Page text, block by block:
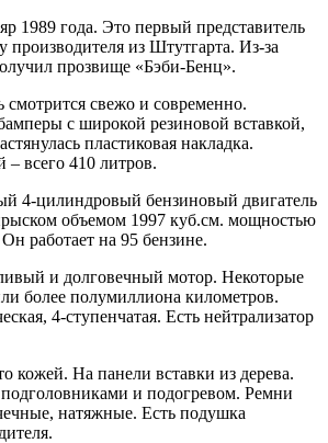
1989 года. Это первый представитель
производителя из Штутгарта. Из-за
прозвище «Бэби-Бенц».
смотрится свежо и современно.
с широкой резиновой вставкой,
пластиковая накладка.
всего 410 литров.
4-цилиндровый бензиновый двигатель
объемом 1997 куб.см. мощностью
работает на 95 бензине.
и долговечный мотор. Некоторые
более полумиллиона километров.
4-ступенчатая. Есть нейтрализатор
кожей. На панели вставки из дерева.
и подогревом. Ремни
натяжные. Есть подушка